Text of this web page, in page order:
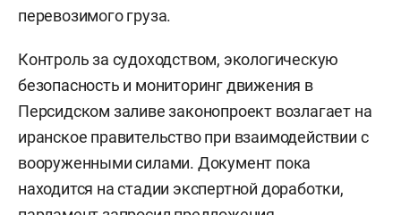
перевозимого груза.
Контроль за судоходством, экологическую
безопасность и мониторинг движения в
Персидском заливе законопроект возлагает на
иранское правительство при взаимодействии с
вооруженными силами. Документ пока
находится на стадии экспертной доработки,